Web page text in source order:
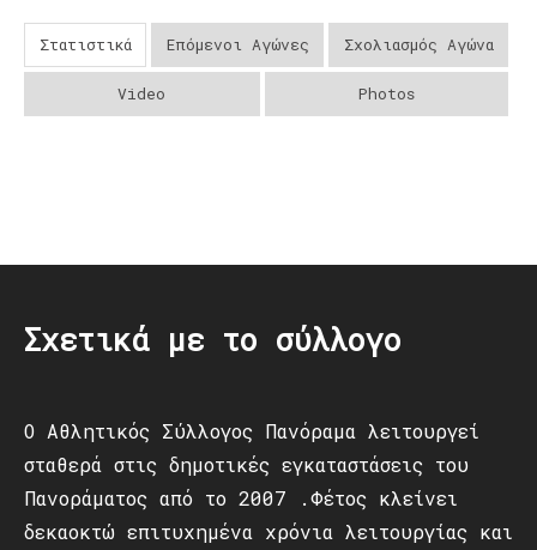
Στατιστικά Επόμενοι Αγώνες Σχολιασμός Αγώνα
Video Photos
Σχετικά με το σύλλογο
Ο Αθλητικός Σύλλογος Πανόραμα λειτουργεί
σταθερά στις δημοτικές εγκαταστάσεις του
Πανοράματος από το 2007 .Φέτος κλείνει
δεκαοκτώ επιτυχημένα χρόνια λειτουργίας και